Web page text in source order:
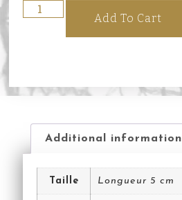
Add To Cart
Additional information
Taille Longueur 5 cm